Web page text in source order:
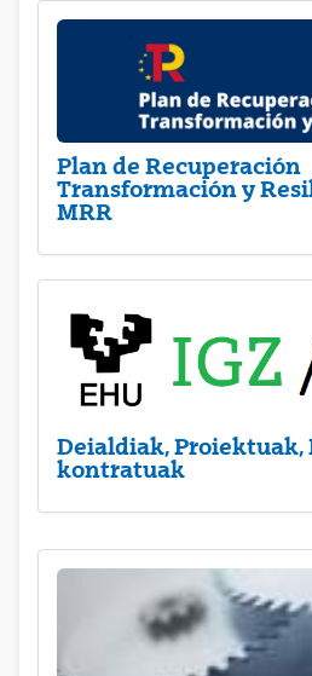
Plan de Recuperación
Transformación y
MRR
Deialdiak, Proiektuak,
kontratuak